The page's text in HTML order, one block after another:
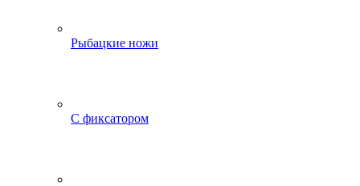
Рыбацкие ножи
С фиксатором